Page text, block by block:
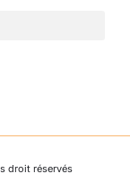
droit réservés